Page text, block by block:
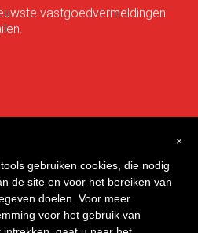
vastgoedvermeldingen
is a registered trademark of
duly registered with CIF / tax
Bella Luz 07-05, 30389 La
Spain.
×
gebruiken cookies, die nodig
de site en voor het bereiken van
doelen. Voor meer
voor het gebruik van